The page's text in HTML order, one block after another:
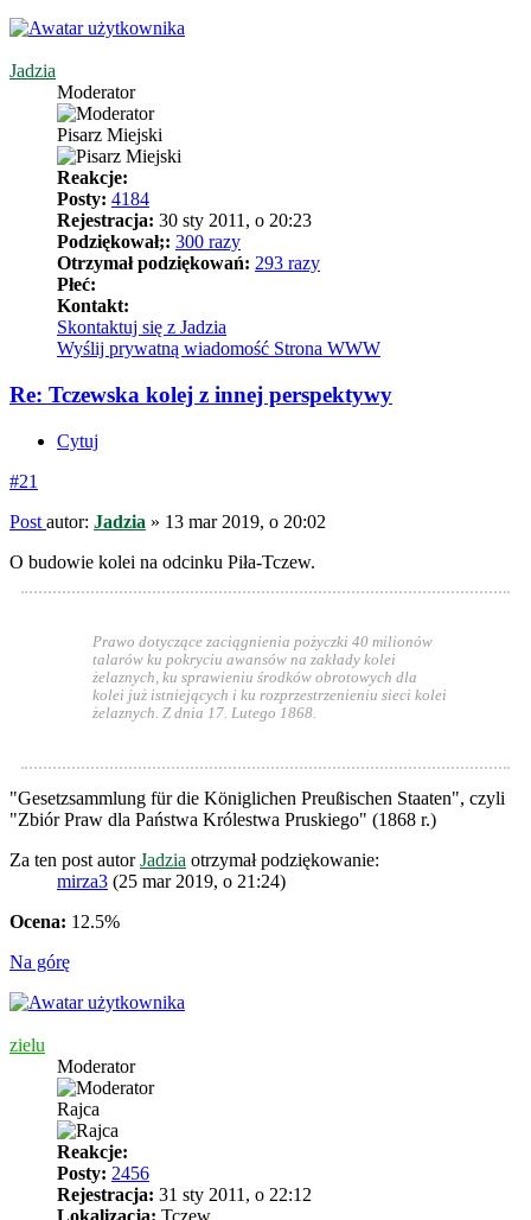
Jadzia
Moderator
Pisarz Miejski
Reakcje:
Posty: 4184
Rejestracja: 30 sty 2011, o 20:23
Podziękował;: 300 razy
Otrzymał podziękowań: 293 razy
Płeć:
Kontakt:
Skontaktuj się z Jadzia
Wyślij prywatną wiadomość Strona WWW
Re: Tczewska kolej z innej perspektywy
Cytuj
#21
Post autor: Jadzia » 13 mar 2019, o 20:02
O budowie kolei na odcinku Piła-Tczew.
Prawo dotyczące zaciągnienia pożyczki 40 milionów
talarów ku pokryciu awansów na zakłady kolei
żelaznych, ku sprawieniu środków obrotowych dla
kolei już istniejących i ku rozprzestrzenieniu sieci kolei
żelaznych. Z dnia 17. Lutego 1868.
"Gesetzsammlung für die Königlichen Preußischen Staaten", czyli
"Zbiór Praw dla Państwa Królestwa Pruskiego" (1868 r.)
Za ten post autorJadzia otrzymał podziękowanie:
mirza3 (25 mar 2019, o 21:24)
Ocena: 12.5%
Na górę
zielu
Moderator
Rajca
Reakcje:
Posty: 2456
Rejestracja: 31 sty 2011, o 22:12
Lokalizacja: Tczew